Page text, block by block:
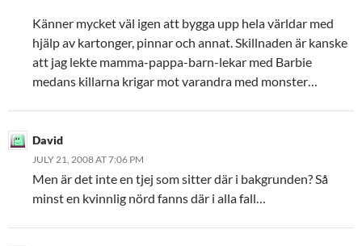
Känner mycket väl igen att bygga upp hela världar med
hjälp av kartonger, pinnar och annat. Skillnaden är kanske
att jag lekte mamma-pappa-barn-lekar med Barbie
medans killarna krigar mot varandra med monster…
David
JULY 21, 2008 AT 7:06 PM
Men är det inte en tjej som sitter där i bakgrunden? Så
minst en kvinnlig nörd fanns där i alla fall…